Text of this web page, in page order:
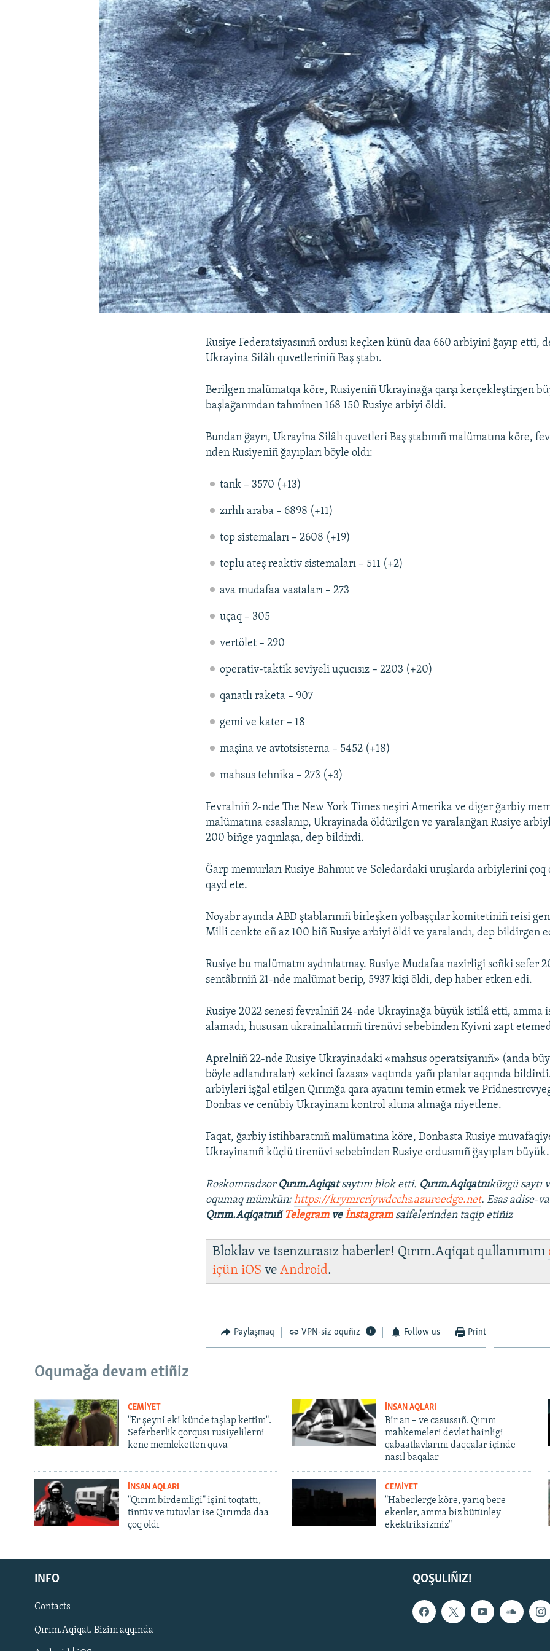
Русский
Українською
QOŞULIÑIZ!
Rusiye Federatsiyasınıñ ordusı keçken künü daa 660 arbiyini ğayıp etti,
Ukrayina Silâlı quvetleriniñ Baş ştabı.
Berilgen malümatqa köre, Rusiyeniñ Ukrayinağa qarşı kerçekleştirgen
başlağanından tahminen 168 150 Rusiye arbiyi öldi.
Bundan ğayrı, Ukrayina Silâlı quvetleri Baş ştabınıñ malümatına köre,
nden Rusiyeniñ ğayıpları böyle oldı:
tank – 3570 (+13)
zırhlı araba – 6898 (+11)
top sistemaları – 2608 (+19)
toplu ateş reaktiv sistemaları – 511 (+2)
ava mudafaa vastaları – 273
uçaq – 305
vertölet – 290
operativ-taktik seviyeli uçucısız – 2203 (+20)
qanatlı raketa – 907
gemi ve kater – 18
maşina ve avtotsisterna – 5452 (+18)
mahsus tehnika – 273 (+3)
Fevralniñ 2-nde The New York Times neşiri Amerika ve diger ğarbiy
malümatına esaslanıp, Ukrayinada öldürilgen ve yaralanğan Rusiye
200 biñge yaqınlaşa, dep bildirdi.
Ğarp memurları Rusiye Bahmut ve Soledardaki uruşlarda arbiylerini çoq
qayd ete.
Noyabr ayında ABD ştablarınıñ birleşken yolbaşçılar komitetiniñ reisi
Milli cenkte eñ az 100 biñ Rusiye arbiyi öldi ve yaralandı, dep bildirgen
Rusiye bu malümatnı aydınlatmay. Rusiye Mudafaa nazirligi soñki sefer
sentâbrniñ 21-nde malümat berip, 5937 kişi öldi, dep haber etken edi.
Rusiye 2022 senesi fevralniñ 24-nde Ukrayinağa büyük istilâ etti, amma
alamadı, hususan ukrainalılarnıñ tirenüvi sebebinden Kyivni zapt
Aprelniñ 22-nde Rusiye Ukrayinadaki «mahsus operatsiyanıñ» (anda
böyle adlandıralar) «ekinci fazası» vaqtında yañı planlar aqqında
arbiyleri işğal etilgen Qırımğa qara ayatını temin etmek ve
Donbas ve cenübiy Ukrayinanı kontrol altına almağa niyetlene.
Faqat, ğarbiy istihbaratnıñ malümatına köre, Donbasta Rusiye
Ukrayinanıñ küçlü tirenüvi sebebinden Rusiye ordusınıñ ğayıpları büyük.
Roskomnadzor Qırım.Aqiqatsaytını blok etti. Qırım.Aqiqatnıküzgü saytı
oqumaq mümkün:https://krymrcriywdcchs.azureedge.net. Esas adise-
Qırım.AqiqatnıñTelegramveİnstagram saifelerinden taqip etiñiz
Bloklav ve tsenzurasız haberler! Qırım.Aqiqat qullanımını
içüniOS veAndroid.
Paylaşmaq VPN-siz oquñız Follow us Print
Oqumağa devam etiñiz
CEMİYET
"Er şeyni eki künde taşlap kettim".
Seferberlik qorqusı rusiyelilerni
kene memleketten quva
İNSAN AQLARI
Bir an – ve casussıñ. Qırım
mahkemeleri devlet hainligi
qabaatlavlarını daqqalar içinde
nasıl baqalar
İNSAN AQLARI
"Qırım birdemligi" işini toqtattı,
tintüv ve tutuvlar ise Qırımda daa
çoq oldı
CEMİYET
"Haberlerge köre, yarıq bere
ekenler, amma biz bütünley
ekektriksizmiz"
QOŞULIÑIZ!
INFO
Contacts
Qırım.Aqiqat. Bizim aqqında